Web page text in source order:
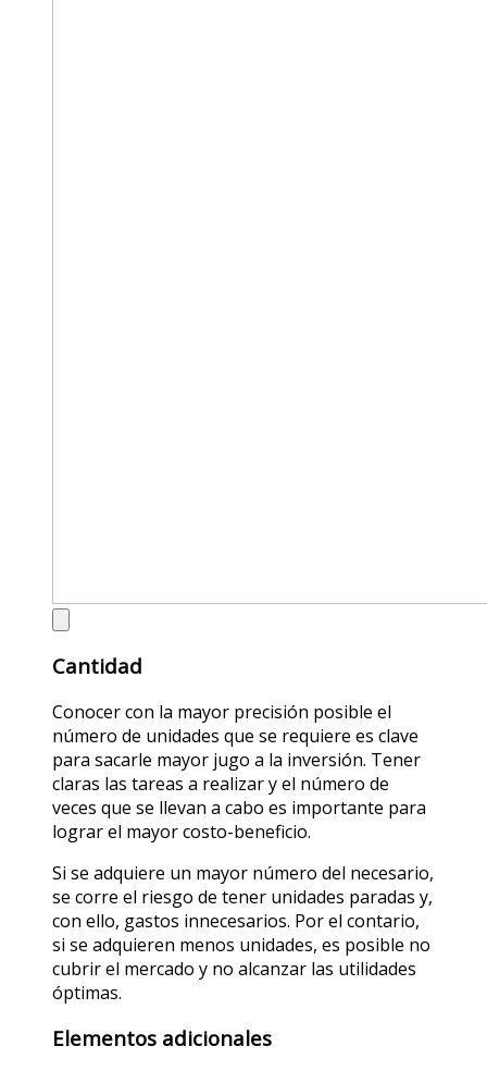
Cantidad
Conocer con la mayor precisión posible el
número de unidades que se requiere es clave
para sacarle mayor jugo a la inversión. Tener
claras las tareas a realizar y el número de
veces que se llevan a cabo es importante para
lograr el mayor costo-beneficio.
Si se adquiere un mayor número del necesario,
se corre el riesgo de tener unidades paradas y,
con ello, gastos innecesarios. Por el contario,
si se adquieren menos unidades, es posible no
cubrir el mercado y no alcanzar las utilidades
óptimas.
Elementos adicionales